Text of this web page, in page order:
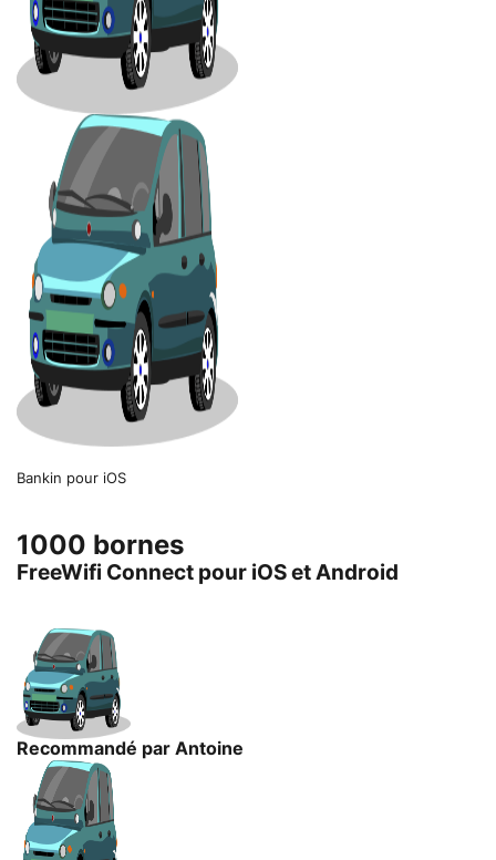
Bankin pour iOS
1000 bornes
FreeWifi Connect pour iOS et Android
Recommandé par Antoine